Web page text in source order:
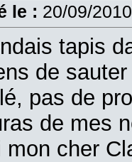
le : 20/09/
tapis
de
pas de
de mes
mon cher